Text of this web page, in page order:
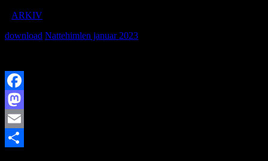
ARKIV
download Nattehimlen januar 2023
Facebook
Mastodon
Email